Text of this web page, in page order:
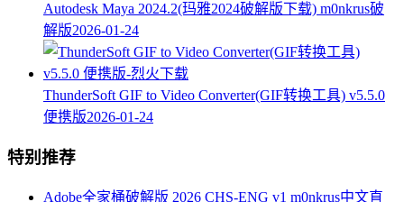
Autodesk Maya 2024.2(玛雅2024破解版下载) m0nkrus破
解版2026-01-24
ThunderSoft GIF to Video Converter(GIF转换工具) v5.5.0
便携版2026-01-24
特别推荐
Adobe全家桶破解版 2026 CHS-ENG v1 m0nkrus中文直